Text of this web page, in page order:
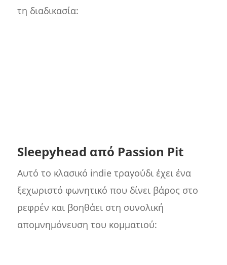
τη διαδικασία:
Sleepyhead από Passion Pit
Αυτό το κλασικό indie τραγούδι έχει ένα
ξεχωριστό φωνητικό που δίνει βάρος στο
ρεφρέν και βοηθάει στη συνολική
απομνημόνευση του κομματιού: